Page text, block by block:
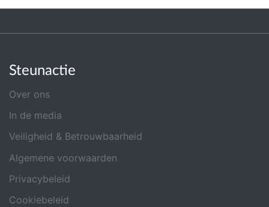
Steunactie
Over ons
In de media
Veiligheid & Betrouwbaarheid
Algemene voorwaarden
Privacybeleid
Cookiebeleid